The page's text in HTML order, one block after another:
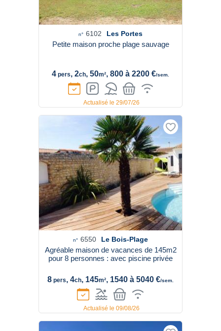
n° 6102 Les Portes
Petite maison proche plage sauvage
4 pers, 2ch, 50m², 800 à 2200 €/sem.
Actualisé le 29/07/26
n° 6550 Le Bois-Plage
Agréable maison de vacances de 145m2
pour 8 personnes : avec piscine privée
8 pers, 4ch, 145m², 1540 à 5040 €/sem.
Actualisé le 09/08/26